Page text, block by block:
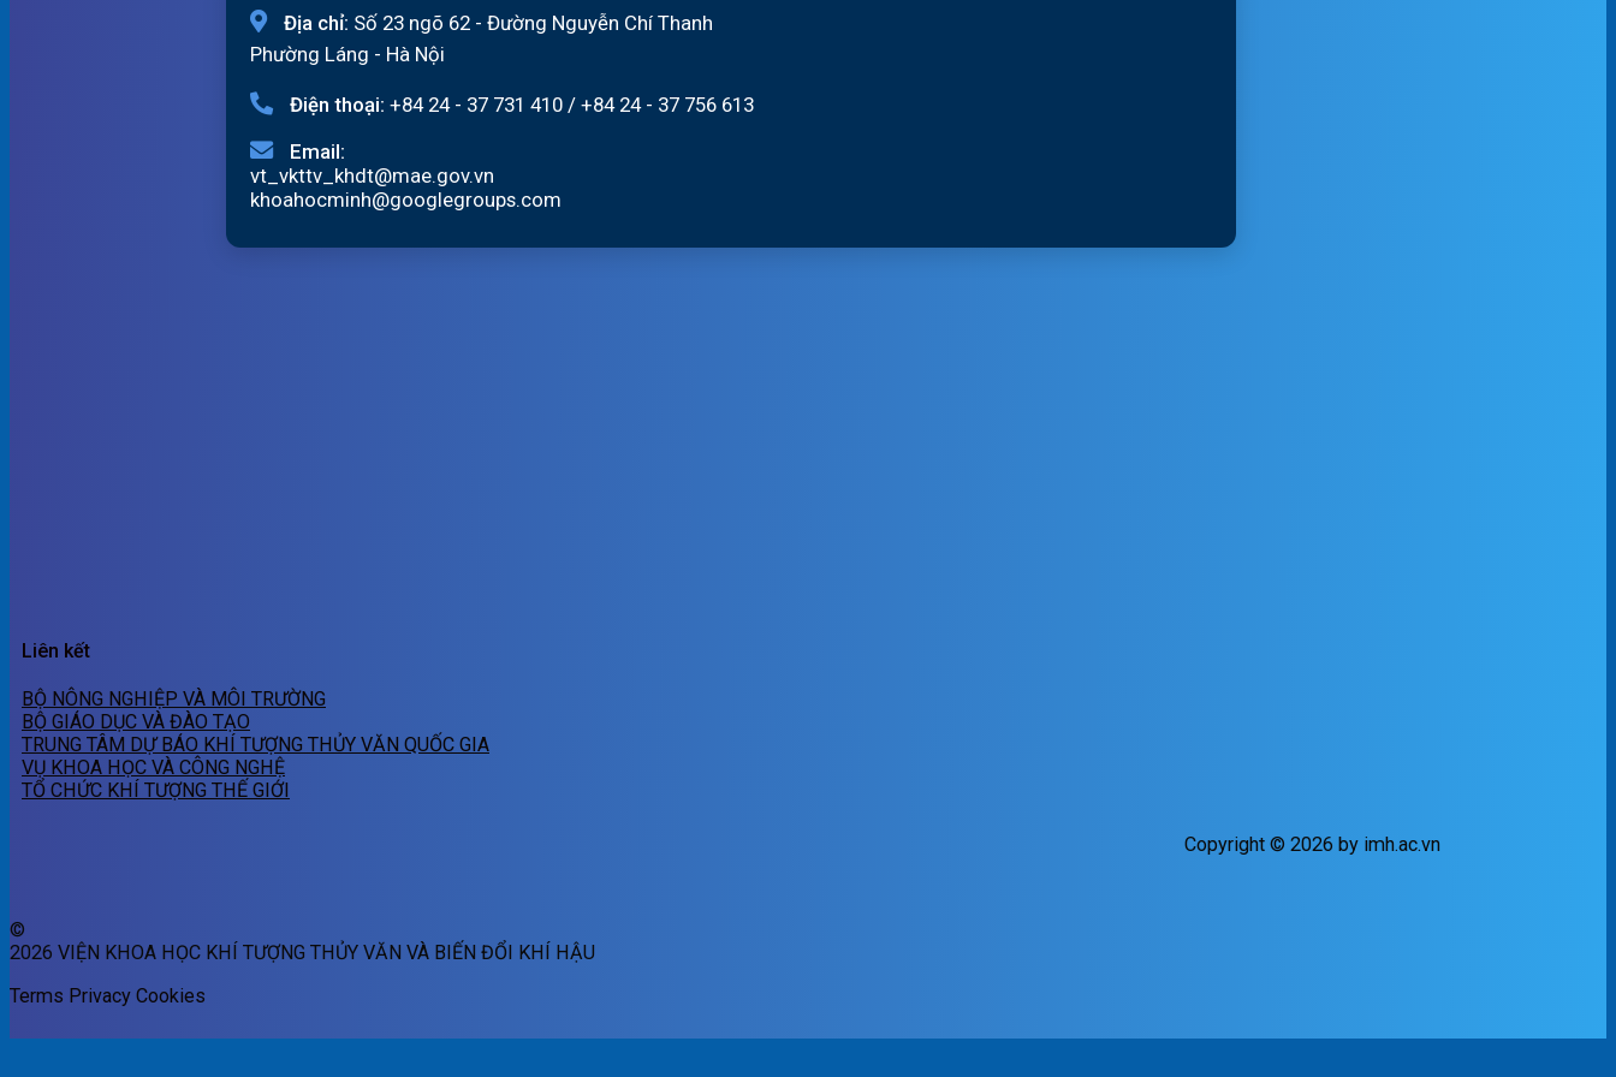
Địa chỉ: Số 23 ngõ 62 - Đường Nguyễn Chí Thanh
Phường Láng - Hà Nội
Điện thoại: +84 24 - 37 731 410 / +84 24 - 37 756 613
Email:
vt_vkttv_khdt@mae.gov.vn
khoahocminh@googlegroups.com
Liên kết
BỘ NÔNG NGHIỆP VÀ MÔI TRƯỜNG
BỘ GIÁO DỤC VÀ ĐÀO TẠO
TRUNG TÂM DỰ BÁO KHÍ TƯỢNG THỦY VĂN QUỐC GIA
VỤ KHOA HỌC VÀ CÔNG NGHỆ
TỔ CHỨC KHÍ TƯỢNG THẾ GIỚI
Copyright © 2026 by imh.ac.vn
©
2026 VIỆN KHOA HỌC KHÍ TƯỢNG THỦY VĂN VÀ BIẾN ĐỔI KHÍ HẬU
Terms Privacy Cookies